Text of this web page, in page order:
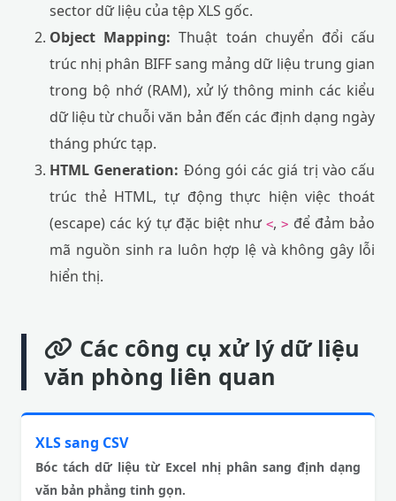
sector dữ liệu của tệp XLS gốc.
Object Mapping: Thuật toán chuyển đổi cấu
trúc nhị phân BIFF sang mảng dữ liệu trung gian
trong bộ nhớ (RAM), xử lý thông minh các kiểu
dữ liệu từ chuỗi văn bản đến các định dạng ngày
tháng phức tạp.
HTML Generation: Đóng gói các giá trị vào cấu
trúc thẻ HTML, tự động thực hiện việc thoát
(escape) các ký tự đặc biệt như<,> để đảm bảo
mã nguồn sinh ra luôn hợp lệ và không gây lỗi
hiển thị.
Các công cụ xử lý dữ liệu
văn phòng liên quan
XLS sang CSV
Bóc tách dữ liệu từ Excel nhị phân sang định dạng
văn bản phẳng tinh gọn.